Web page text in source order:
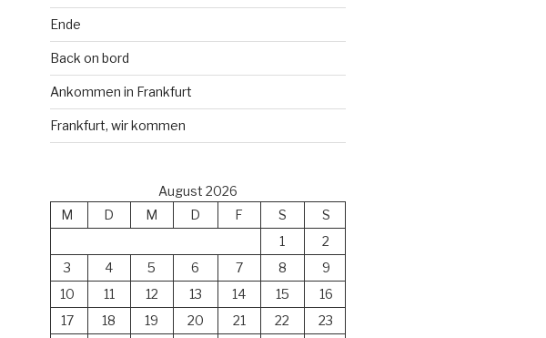
Ende
Back on bord
Ankommen in Frankfurt
Frankfurt, wir kommen
August 2026
M
D M D F S
S
1
2
3
4 5 6 7 8
9
10
11 12 13 14 15
16
17
18 19 20 21 22
23